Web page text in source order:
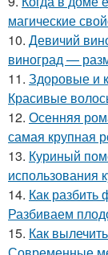
магические
10. Девичий
виноград —
11. Здоровые и
Красивые
12. Осенняя
самая крупная
13. Куриный
использования
14. Как разбить
Разбиваем
15. Как